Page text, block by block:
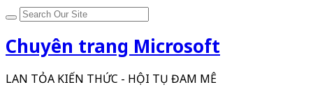
Chuyên trang Microsoft
LAN TỎA KIẾN THỨC - HỘI TỤ ĐAM MÊ